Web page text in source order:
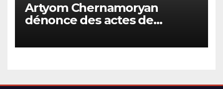
Artyom Chernamoryan
dénonce des actes de
Arméniens en Israël